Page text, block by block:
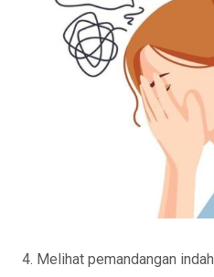
Melihat pemandangan indah